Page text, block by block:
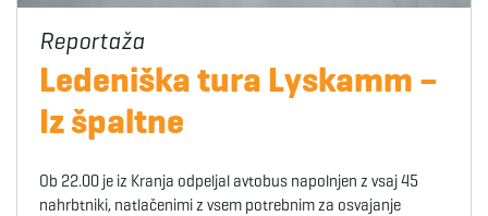
Ledeniška tura Lyskamm –
Iz špaltne
Ob 22.00 je iz Kranja odpeljal avtobus napolnjen z vsaj 45
nahrbtniki, natlačenimi z vsem potrebnim za osvajanje